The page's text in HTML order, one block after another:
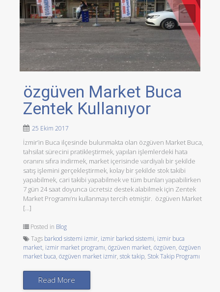
özgüven Market Buca
Zentek Kullanıyor
25 Ekim 2017
İzmir’in Buca ilçesinde bulunmakta olan özgüven Market Buca,
tahsilat sürecini pratikleştirmek, yapılan işlemlerdeki hata
oranını sıfıra indirmek, market içerisinde vardiyalı bir şekilde
satış işlemini gerçekleştirmek, kolay bir şekilde stok takibi
yapabilmek, cari takibi yapabilmek ve tüm bunları yapabilirken
7 gün 24 saat doyunca ücretsiz destek alabilmek için Zentek
Market Programı’nı kullanmayı tercih etmiştir. özgüven Market
[…]
Posted in Blog
Tags barkod sistemi izmir, izmir barkod sistemi, izmir buca
market, izmir market programı,ögzüven market,özgüven,özgüven
market buca,özgüven market izmir,stok takip, Stok Takip Programı
Read More